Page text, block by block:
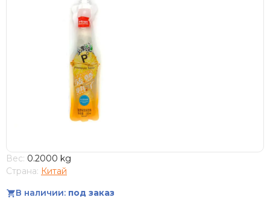
Вес: 0.2000 kg
Страна: Китай
В наличии: под заказ